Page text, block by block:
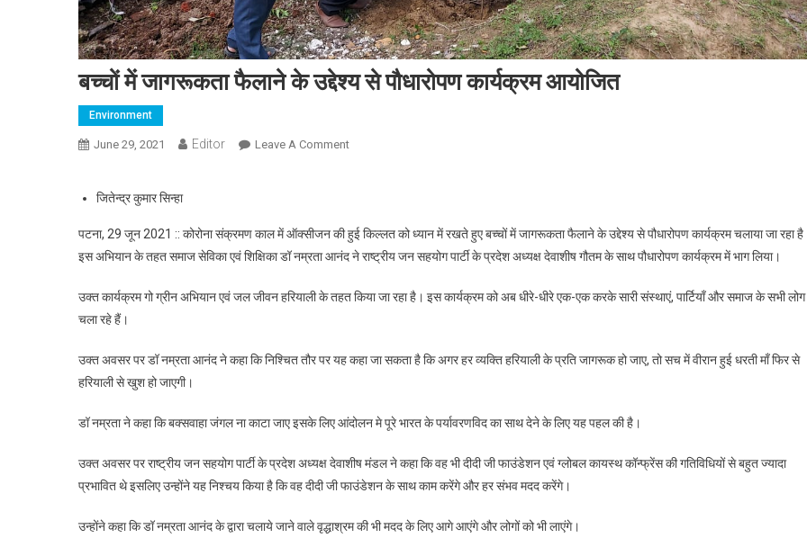
बच्चों में जागरूकता फैलाने के उद्देश्य से पौधारोपण कार्यक्रम आयोजित
Environment
June 29, 2021 Editor Leave A Comment
जितेन्द्र कुमार सिन्हा
पटना, 29 जून 2021 :: कोरोना संक्रमण काल में ऑक्सीजन की हुई किल्लत को ध्यान में रखते हुए बच्चों में जागरूकता फैलाने के उद्देश्य से पौधारोपण कार्यक्रम चलाया जा रहा
इस अभियान के तहत समाज सेविका एवं शिक्षिका डॉ नम्रता आनंद ने राष्ट्रीय जन सहयोग पार्टी के प्रदेश अध्यक्ष देवाशीष गौतम के साथ पौधारोपण कार्यक्रम में भाग लिया।
उक्त कार्यक्रम गो ग्रीन अभियान एवं जल जीवन हरियाली के तहत किया जा रहा है। इस कार्यक्रम को अब धीरे-धीरे एक-एक करके सारी संस्थाएं, पार्टियाँ और समाज के सभी लोग
चला रहे हैं।
उक्त अवसर पर डॉ नम्रता आनंद ने कहा कि निश्चित तौर पर यह कहा जा सकता है कि अगर हर व्यक्ति हरियाली के प्रति जागरूक हो जाए, तो सच में वीरान हुई धरती माँ फिर से
हरियाली से खुश हो जाएगी।
डॉ नम्रता ने कहा कि बक्सवाहा जंगल ना काटा जाए इसके लिए आंदोलन मे पूरे भारत के पर्यावरणविद का साथ देने के लिए यह पहल की है।
उक्त अवसर पर राष्ट्रीय जन सहयोग पार्टी के प्रदेश अध्यक्ष देवाशीष मंडल ने कहा कि वह भी दीदी जी फाउंडेशन एवं ग्लोबल कायस्थ कॉन्फ्रेंस की गतिविधियों से बहुत ज्यादा
प्रभावित थे इसलिए उन्होंने यह निश्चय किया है कि वह दीदी जी फाउंडेशन के साथ काम करेंगे और हर संभव मदद करेंगे।
उन्होंने कहा कि डॉ नम्रता आनंद के द्वारा चलाये जाने वाले वृद्धाश्रम की भी मदद के लिए आगे आएंगे और लोगों को भी लाएंगे।